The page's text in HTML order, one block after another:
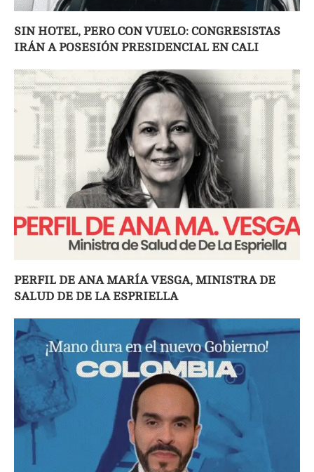
SIN HOTEL, PERO CON VUELO: CONGRESISTAS
IRÁN A POSESIÓN PRESIDENCIAL EN CALI
PERFIL DE ANA MARÍA VESGA, MINISTRA DE
SALUD DE DE LA ESPRIELLA